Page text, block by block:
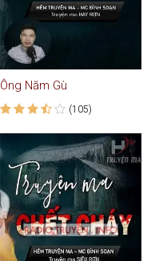
Ông Năm Gù
(105)